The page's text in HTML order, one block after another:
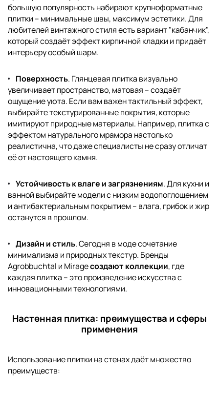
большую популярность набирают крупноформатные
плитки – минимальные швы, максимум эстетики. Для
любителей винтажного стиля есть вариант "кабанчик",
который создаёт эффект кирпичной кладки и придаёт
интерьеру особый шарм.
Поверхность. Глянцевая плитка визуально
увеличивает пространство, матовая – создаёт
ощущение уюта. Если вам важен тактильный эффект,
выбирайте текстурированные покрытия, которые
имитируют природные материалы. Например, плитка с
эффектом натурального мрамора настолько
реалистична, что даже специалисты не сразу отличат
её от настоящего камня.
Устойчивость к влаге и загрязнениям. Для кухни и
ванной выбирайте модели с низким водопоглощением
и антибактериальным покрытием – влага, грибок и жир
останутся в прошлом.
Дизайн и стиль. Сегодня в моде сочетание
минимализма и природных текстур. Бренды
Agrobbuchtal и Mirageсоздают коллекции, где
каждая плитка – это произведение искусства с
инновационными технологиями.
Настенная плитка: преимущества и сферы
применения
Использование плитки на стенах даёт множество
преимуществ: